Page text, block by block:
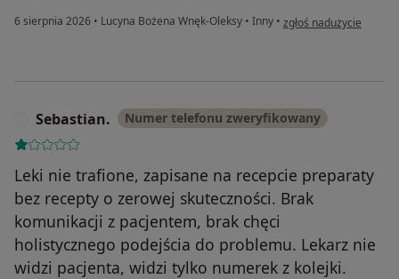
6 sierpnia 2026 • Lucyna Bożena Wnęk-Oleksy • Inny • w opinii użytkownika
zgłoś nadużycie
Sebastian. Numer telefonu zweryfikowany
Leki nie trafione, zapisane na recepcie preparaty
bez recepty o zerowej skuteczności. Brak
komunikacji z pacjentem, brak chęci
holistycznego podejścia do problemu. Lekarz nie
widzi pacjenta, widzi tylko numerek z kolejki.